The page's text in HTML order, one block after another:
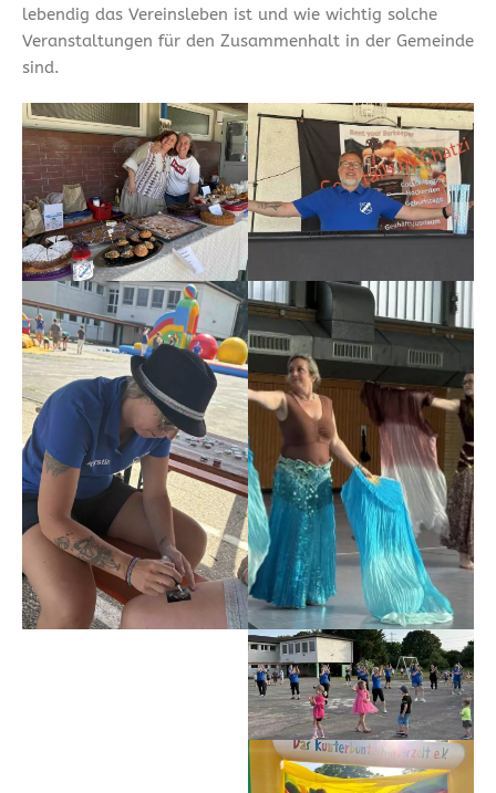
lebendig das Vereinsleben ist und wie wichtig solche
Veranstaltungen für den Zusammenhalt in der Gemeinde
sind.